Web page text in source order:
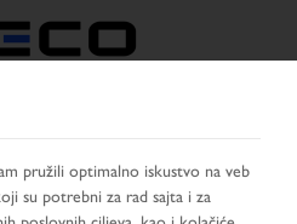
PROMENITI JEZIK
pružili optimalno iskustvo na veb
su potrebni za rad sajta i za